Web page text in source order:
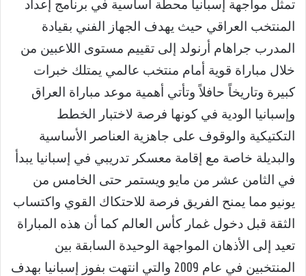
تمثل مواجهة إسبانيا محطة أساسية في برنامج إعداد
المنتخب العراقي حيث يهدف الجهاز الفني بقيادة
المدرب جراهام أرنولد إلى تقييم مستوى اللاعبين من
خلال مباراة قوية أمام منتخب عالمي يمتلك خبرات
كبيرة وتاريخاً حافلاً وتأتي أهمية موعد مباراة العراق
وإسبانيا الودية في كونها فرصة لاختبار الخطط
التكتيكية والوقوف على جاهزية العناصر الأساسية
والبديلة خاصة مع إقامة معسكر تدريبي في إسبانيا يبدأ
في الثامن عشر من مايو ويستمر حتى الخامس من
يونيو مما يمنح الفريق فرصة للاحتكاك القوي واكتساب
الثقة قبل دخول غمار كأس العالم كما أن هذه المباراة
تعيد إلى الأذهان المواجهة الوحيدة السابقة بين
المنتخبين في عام 2009 والتي انتهت بفوز إسبانيا بهدف